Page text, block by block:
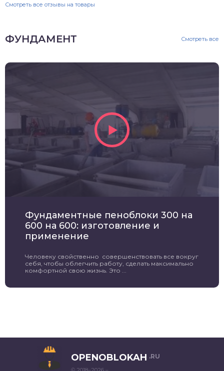
Смотреть все отзывы на товары
ФУНДАМЕНТ Смотреть все
Фундаментные пеноблоки 300 на
600 на 600: изготовление и
применение
Человеку свойственно совершенствовать все вокруг
себя, чтобы облегчить работу, сделать максимально
комфортной свою жизнь. Это ...
OPENOBLOKAH .RU